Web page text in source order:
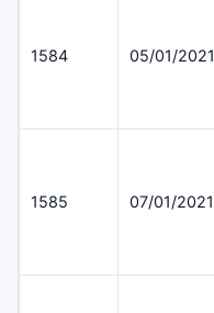
1584 05/01/2021
1585 07/01/2021